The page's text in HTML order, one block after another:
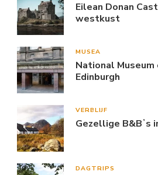
Eilean Donan
westkust
MUSEA
National
Edinburgh
VERBLIJF
Gezellige B&Bʼs
DAGTRIPS